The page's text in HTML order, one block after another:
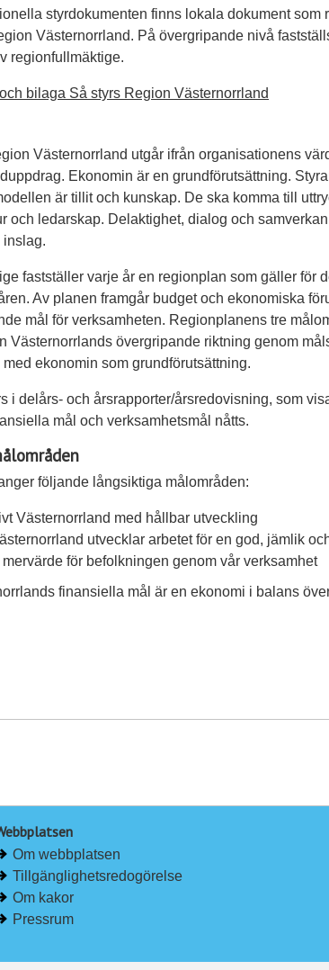
styrdokumenten finns lokala dokument som
Västernorrland. På övergripande nivå
regionfullmäktige.
bilaga Så styrs Region Västernorrland
Västernorrland utgår ifrån organisationens
Ekonomin är en grundförutsättning.
är tillit och kunskap. De ska komma till
och ledarskap. Delaktighet, dialog och
inslag.
fastställer varje år en regionplan som gäller för
Av planen framgår budget och ekonomiska
mål för verksamheten. Regionplanens tre
Västernorrlands övergripande riktning genom
ekonomin som grundförutsättning.
i delårs- och årsrapporter/årsredovisning, som
mål och verksamhetsmål nåtts.
följande långsiktiga målområden:
Västernorrland med hållbar utveckling
utvecklar arbetet för en god, jämlik
för befolkningen genom vår verksamhet
finansiella mål är en ekonomi i balans
Om webbplatsen
Tillgänglighetsredogörelse
Om kakor
Pressrum